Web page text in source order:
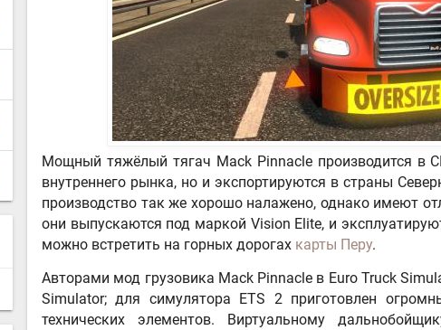
Мощный тяжёлый тягач Mack Pinnacle производится в
внутреннего рынка, но и экспортируются в страны
производство так же хорошо налажено, однако имеют
они выпускаются под маркой Vision Elite, и
можно встретить на горных дорогах карты Перу.
Авторами мод грузовика Mack Pinnacle в Euro Truck
Simulator; для симулятора ETS 2 приготовлен
технических элементов. Виртуальному